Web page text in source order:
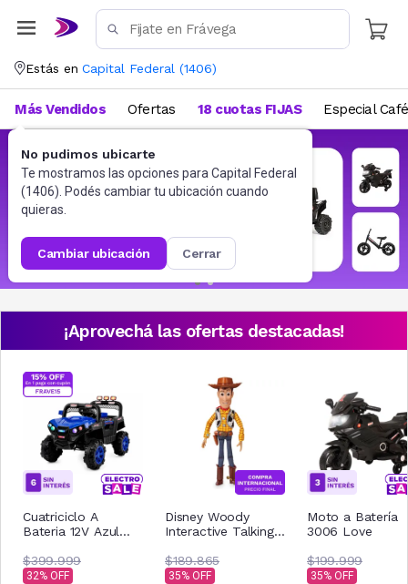
Estás en Capital Federal (1406)
No pudimos ubicarte
Te mostramos las opciones para Capital Federal
(1406). Podés cambiar tu ubicación cuando
quieras.
cambiar ubicación cerrar
Más Vendidos Ofertas 18 cuotas FIJAS Especial Café
¡Aprovechá las ofertas destacadas!
Cuatriciclo A
Bateria 12V Azul
Remoto Musica Usb
Luces
$399.999
32
Disney Woody
Interactive Talking
$189.865
35
Moto a Batería
3006 Love
$199.999
35